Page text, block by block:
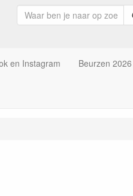
en Instagram Beurzen 2026